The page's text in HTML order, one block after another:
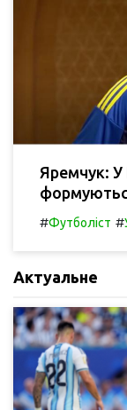
Яремчук: У
#Футболіст #
Актуальне